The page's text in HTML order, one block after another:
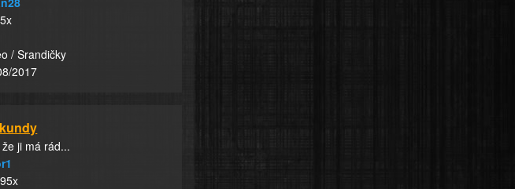
/ Srandičky
2017
ji má rád...